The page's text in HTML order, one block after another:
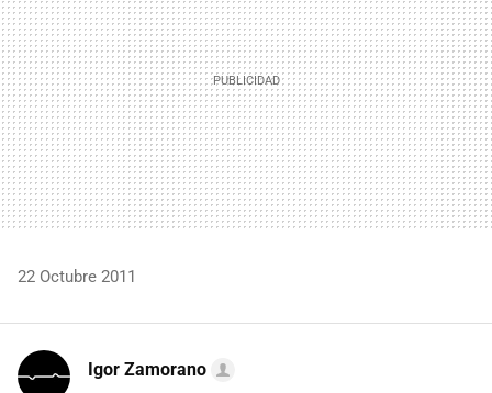
22 Octubre 2011
Igor Zamorano